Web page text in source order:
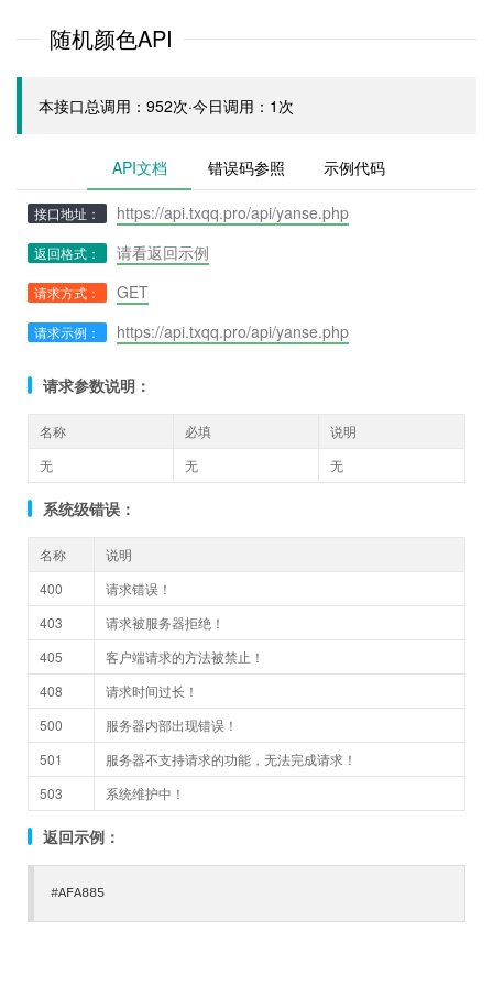
随机颜色API
本接口总调用：952次·今日调用：1次
API文档 错误码参照 示例代码
接口地址： https://api.txqq.pro/api/yanse.php
返回格式： 请看返回示例
请求方式： GET
请求示例： https://api.txqq.pro/api/yanse.php
请求参数说明：
名称 必填
说明
无
无 无
系统级错误：
名称
说明
400
请求错误！
403
请求被服务器拒绝！
405
客户端请求的方法被禁止！
408
请求时间过长！
500
服务器内部出现错误！
501
服务器不支持请求的功能，无法完成请求！
503
系统维护中！
返回示例：
#AFA885